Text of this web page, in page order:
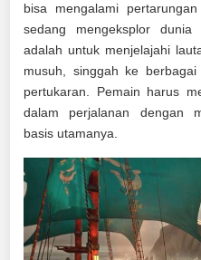
bisa mengalami
sedang mengeksplor dunia
adalah untuk menjelajahi
musuh, singgah ke
pertukaran. Pemain harus
dalam perjalanan dengan
basis utamanya.